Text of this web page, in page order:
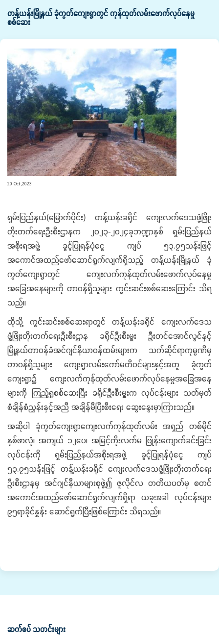
တန့်ယန်းမြို့နယ် ခုံကွတ်ကျေးရွာတွင် ကုန်ထုတ်လမ်းဖောက်လုပ်နေမှု
စစ်ဆေး
20 Oct,2023
ရှမ်းပြည်နယ်(မြောက်ပိုင်း) တန့်ယန်းခရိုင် ကျေးလက်ဒေသဖွံ့ဖြိုး
တိုးတက်ရေးဦးစီးဌာနက ၂၀၂၃-၂၀၂၄ခုဘဏ္ဍာနှစ် ရှမ်းပြည်နယ်
အစိုးရအဖွဲ့ ခွင့်ပြုရန်ပုံငွေ ကျပ် ၅၃.၇၅သန်းဖြင့်
အကောင်အထည်ဖော်ဆောင်ရွက်လျက်ရှိသည့် တန့်ယန်းမြို့နယ် ခုံ
ကွတ်ကျေးရွာတွင် ကျေးလက်ကုန်ထုတ်လမ်းဖောက်လုပ်နေမှု
အခြေအနေများကို တာဝန်ရှိသူများ ကွင်းဆင်းစစ်ဆေးကြောင်း သိရ
သည်။
ထိုသို့ ကွင်းဆင်းစစ်ဆေးရာတွင် တန့်ယန်းခရိုင် ကျေးလက်ဒေသ
ဖွံ့ဖြိုးတိုးတက်ရေးဦးစီးဌာန ခရိုင်ဦးစီးမှူး ဦးတင်အောင်လွင်နှင့်
မြို့နယ်တာဝန်ခံအင်ဂျင်နီယာဝန်ထမ်းများက သက်ဆိုင်ရာကုမ္ပဏီမှ
တာဝန်ရှိသူများ ကျေးရွာလမ်းကော်မတီဝင်များနှင့်အတူ ခုံကွတ်
ကျေးရွာ၌ ကျေးလက်ကုန်ထုတ်လမ်းဖောက်လုပ်နေမှုအခြေအနေ
များကို ကြည့်ရှုစစ်ဆေးပြီး ခရိုင်ဦးစီးမှူးက လုပ်ငန်းများ သတ်မှတ်
စံချိန်စံညွှန်းနှင့်အညီ အချိန်မီပြီးစီးရေး ဆွေးနွေးမှာကြားသည်။
အဆိုပါ ခုံကွတ်ကျေးရွာကျေးလက်ကုန်ထုတ်လမ်း အရှည် တစ်မိုင်
နှစ်ဖာလုံ၊ အကျယ် ၁၂ပေ၊ အမြင့်ကိုးလက်မ ဗြုန်းကျောက်ခင်းခြင်း
လုပ်ငန်းကို ရှမ်းပြည်နယ်အစိုးရအဖွဲ့ ခွင့်ပြုရန်ပုံငွေ ကျပ်
၅၃.၇၅သန်းဖြင့် တန့်ယန်းခရိုင် ကျေးလက်ဒေသဖွံ့ဖြိုးတိုးတက်ရေး
ဦးစီးဌာနမှ အင်ဂျင်နီယာများစုဖွဲ့၍ ဇူလိုင်လ တတိယပတ်မှ စတင်
အကောင်အထည်ဖော်ဆောင်ရွက်လျက်ရှိရာ ယခုအခါ လုပ်ငန်းများ
၉၅ရာခိုင်နှုန်း ဆောင်ရွက်ပြီးဖြစ်ကြောင်း သိရသည်။
ဆက်စပ် သတင်းများ